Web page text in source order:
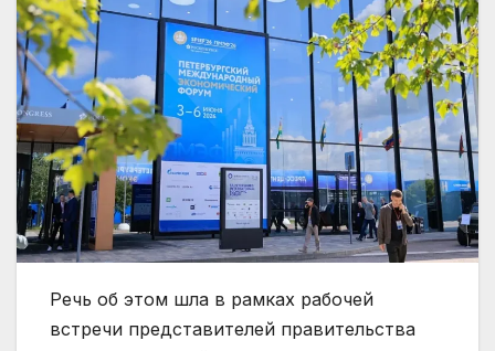
Речь об этом шла в рамках рабочей
встречи представителей правительства